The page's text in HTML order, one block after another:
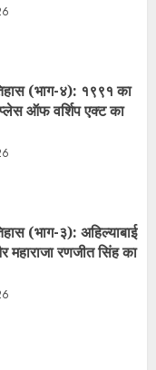
(भाग-४): १९९१ का
ऑफ वर्शिप एक्ट का
(भाग-३): अहिल्याबाई
महाराजा रणजीत सिंह का